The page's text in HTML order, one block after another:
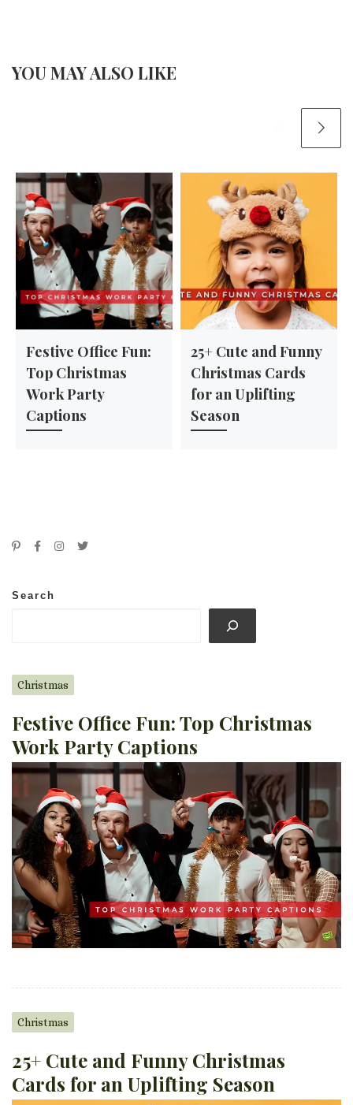
YOU MAY ALSO LIKE
Festive Office Fun:
Top Christmas
Work Party
Captions
25+ Cute and Funny
Christmas Cards
for an Uplifting
Season
Search
Christmas
Festive Office Fun: Top Christmas
Work Party Captions
Christmas
25+ Cute and Funny Christmas
Cards for an Uplifting Season